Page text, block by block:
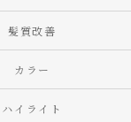
髪質改善
カラー
ハイライト